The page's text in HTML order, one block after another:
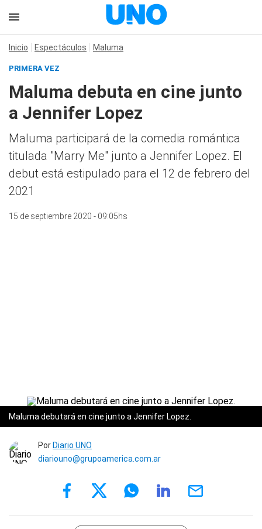
Inicio Espectáculos Maluma
PRIMERA VEZ
Maluma debuta en cine junto
a Jennifer Lopez
Maluma participará de la comedia romántica
titulada "Marry Me" junto a Jennifer Lopez. El
debut está estipulado para el 12 de febrero del
2021
15 de septiembre 2020 - 09:05hs
Maluma debutará en cine junto a Jennifer Lopez.
Por Diario UNO
diariouno@grupoamerica.com.ar